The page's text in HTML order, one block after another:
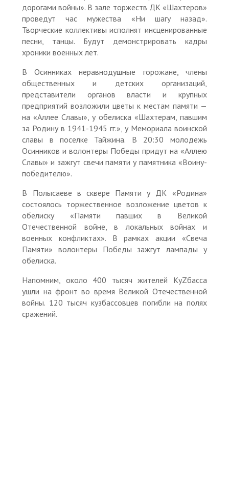
дорогами войны». В зале торжеств ДК «Шахтеров»
проведут час мужества «Ни шагу назад».
Творческие коллективы исполнят инсценированные
песни, танцы. Будут демонстрировать кадры
хроники военных лет.
В Осинниках неравнодушные горожане, члены
общественных и детских организаций,
представители органов власти и крупных
предприятий возложили цветы к местам памяти —
на «Аллее Славы», у обелиска «Шахтерам, павшим
за Родину в 1941-1945 гг.», у Мемориала воинской
славы в поселке Тайжина. В 20:30 молодежь
Осинников и волонтеры Победы придут на «Аллею
Славы» и зажгут свечи памяти у памятника «Воину-
победителю».
В Полысаеве в сквере Памяти у ДК «Родина»
состоялось торжественное возложение цветов к
обелиску «Памяти павших в Великой
Отечественной войне, в локальных войнах и
военных конфликтах». В рамках акции «Свеча
Памяти» волонтеры Победы зажгут лампады у
обелиска.
Напомним, около 400 тысяч жителей КуZбасса
ушли на фронт во время Великой Отечественной
войны. 120 тысяч кузбассовцев погибли на полях
сражений.